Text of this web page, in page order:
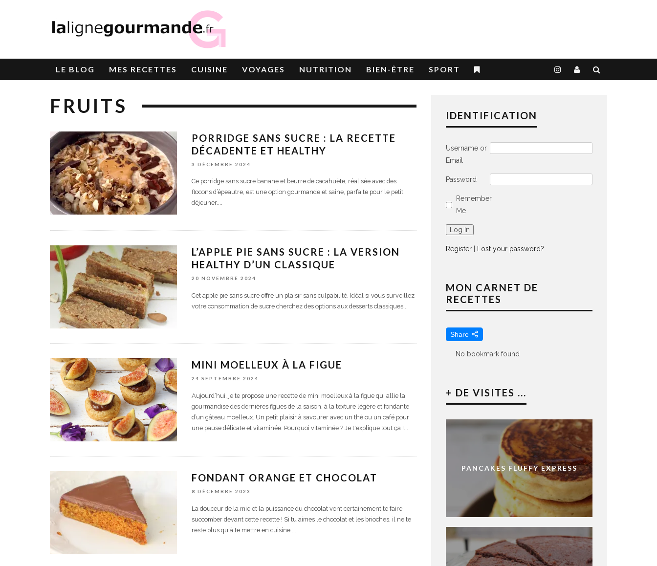
LE BLOG MES RECETTES CUISINE VOYAGES NUTRITION BIEN-ÊTRE SPORT
FRUITS
PORRIDGE SANS SUCRE : LA RECETTE
DÉCADENTE ET HEALTHY
3 DÉCEMBRE 2024
Ce porridge sans sucre banane et beurre de cacahuète, réalisée avec des
flocons d’épeautre, est une option gourmande et saine, parfaite pour le petit
déjeuner....
L’APPLE PIE SANS SUCRE : LA VERSION
HEALTHY D’UN CLASSIQUE
20 NOVEMBRE 2024
Cet apple pie sans sucre offre un plaisir sans culpabilité. Idéal si vous surveillez
votre consommation de sucre cherchez des options aux desserts classiques...
MINI MOELLEUX À LA FIGUE
24 SEPTEMBRE 2024
Aujourd’hui, je te propose une recette de mini moelleux à la figue qui allie la
gourmandise des dernières figues de la saison, à la texture légère et fondante
d’un gâteau moelleux. Un petit plaisir à savourer avec un thé ou un café pour
une pause délicate et vitaminée. Pourquoi vitaminée ? Je t'explique tout ça !
FONDANT ORANGE ET CHOCOLAT
8 DÉCEMBRE 2023
La douceur de la mie et la puissance du chocolat vont certainement te faire
succomber devant cette recette ! Si tu aimes le chocolat et les brioches, il ne te
reste plus qu'à te mettre en cuisine.
IDENTIFICATION
Username or
Email
Password
Remember
Me
Register Lost your password?
MON CARNET DE
RECETTES
Share
No bookmark found
+ DE VISITES ...
PANCAKES FLUFFY EXPRESS